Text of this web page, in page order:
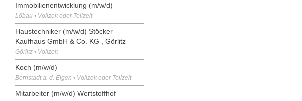
Immobilienentwicklung (m/w/d)
Löbau • Vollzeit oder Teilzeit
Haustechniker (m/w/d) Stöcker
Kaufhaus GmbH & Co. KG , Görlitz
Görlitz • Vollzeit
Koch (m/w/d)
Bernstadt a. d. Eigen • Vollzeit oder Teilzeit
Mitarbeiter (m/w/d) Wertstoffhof